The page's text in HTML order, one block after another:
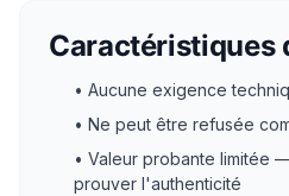
Caractéristiques
• Aucune exigence
• Ne peut être refusée
• Valeur probante limitée
prouver l'authenticité